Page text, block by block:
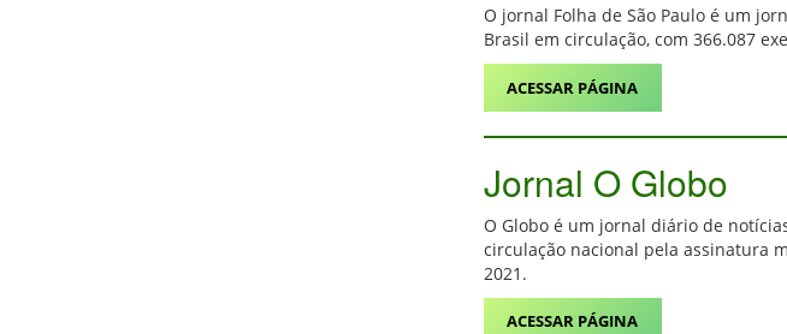
O jornal Folha de São Paulo é um
Brasil em circulação, com 366.087
ACESSAR PÁGINA
Jornal O Globo
O Globo é um jornal diário de
circulação nacional pela assinatura
2021.
ACESSAR PÁGINA